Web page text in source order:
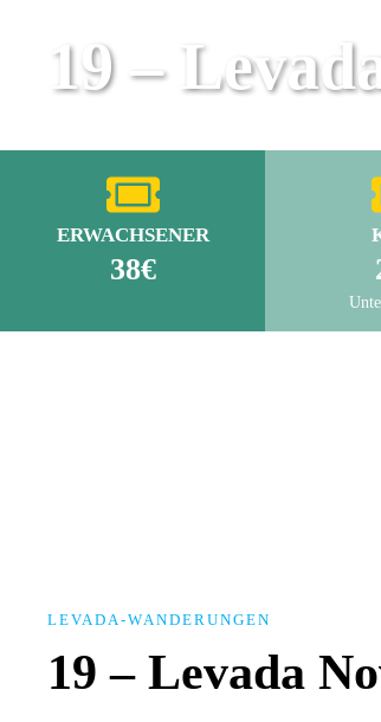
19 –
ERWACHSENER
38€
LEVADA-WANDERUNGEN
19 – Levada